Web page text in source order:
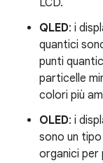
LCD.
QLED: i
quantici
punti
particelle
colori più
OLED: i
sono un
organici per